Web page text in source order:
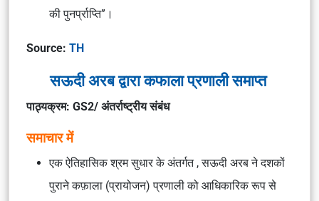
की पुनर्प्राप्ति”।
Source: TH
सऊदी अरब द्वारा कफाला प्रणाली समाप्त
पाठ्यक्रम: GS2/ अंतर्राष्ट्रीय संबंध
समाचार में
एक ऐतिहासिक श्रम सुधार के अंतर्गत , सऊदी अरब ने दशकों
पुराने कफ़ाला (प्रायोजन) प्रणाली को आधिकारिक रूप से